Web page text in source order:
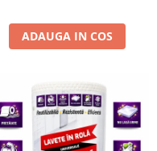
ADAUGA IN COS